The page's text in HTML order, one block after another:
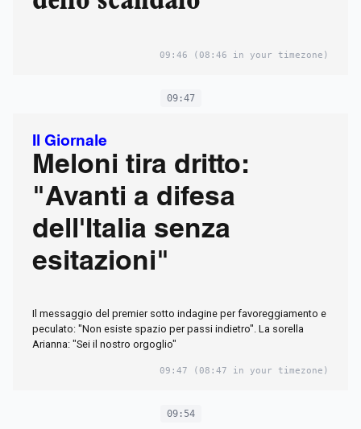
09:46 (08:46 in your timezone)
09:47
Il Giornale
Meloni tira dritto:
"Avanti a difesa
dell'Italia senza
esitazioni"
Il messaggio del premier sotto indagine per favoreggiamento e
peculato: "Non esiste spazio per passi indietro". La sorella
Arianna: "Sei il nostro orgoglio"
09:47 (08:47 in your timezone)
09:54